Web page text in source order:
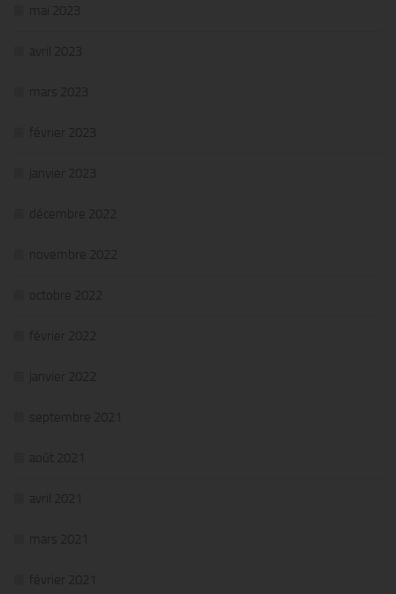
mai 2023
avril 2023
mars 2023
février 2023
janvier 2023
décembre 2022
novembre 2022
octobre 2022
février 2022
janvier 2022
septembre 2021
août 2021
avril 2021
mars 2021
février 2021